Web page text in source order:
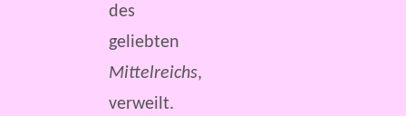
des
geliebten
Mittelreichs,
verweilt.